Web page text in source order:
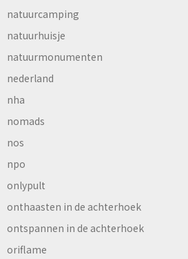
natuurcamping
natuurhuisje
natuurmonumenten
nederland
nha
nomads
nos
npo
onlypult
onthaasten in de achterhoek
ontspannen in de achterhoek
oriflame